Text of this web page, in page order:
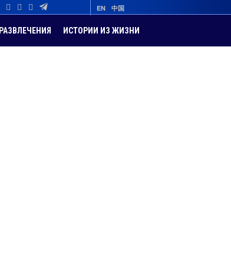
EN 中国
РАЗВЛЕЧЕНИЯ ИСТОРИИ ИЗ ЖИЗНИ